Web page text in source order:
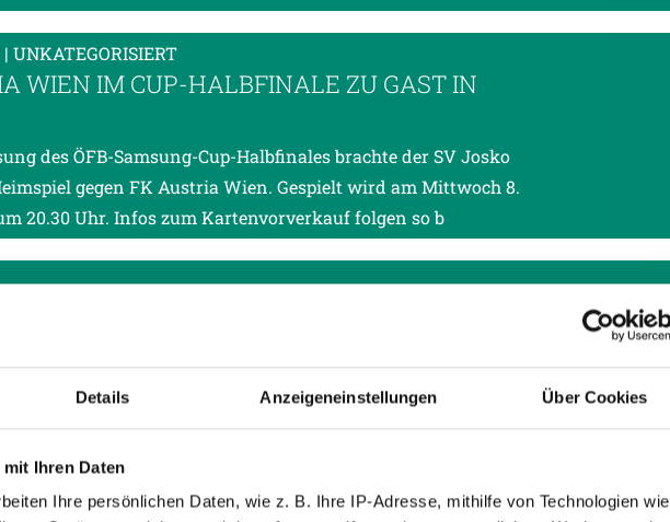
Details Anzeigeneinstellungen Über Cookies
Ihren Daten
Ihre persönlichen Daten, wie z. B. Ihre IP-Adresse, mithilfe von Technologien wie
| UNKATEGORISIERT
WIEN IM CUP-HALBFINALE ZU GAST IN
des ÖFB-Samsung-Cup-Halbfinales brachte der SV Josko
gegen FK Austria Wien. Gespielt wird am Mittwoch 8.
20.30 Uhr. Infos zum Kartenvorverkauf folgen so b
Siegen in Folge beendet der Tabellenletzte Wacker
die Erfolgsserie der Rieder. Die Tiroler gewannen durch Tore
und Wernitznig verdient mit 2:0.